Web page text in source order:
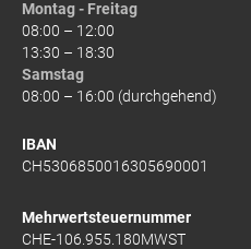
Montag - Freitag
08:00 – 12:00
13:30 – 18:30
Samstag
08:00 – 16:00 (durchgehend)
IBAN
CH5306850016305690001
Mehrwertsteuernummer
CHE-106.955.180MWST